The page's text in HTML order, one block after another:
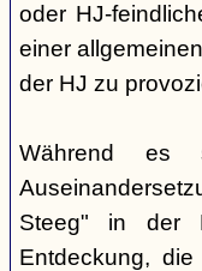
oder HJ-
einer
der HJ zu
Während es
Steeg" in der
Entdeckung,